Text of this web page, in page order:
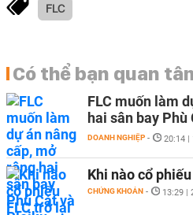
FLC
Có thể bạn quan
FLC muốn làm
hai sân bay
DOANH NGHIỆP - 20:14 |
Khi nào cổ
CHỨNG KHOÁN - 13:29 |